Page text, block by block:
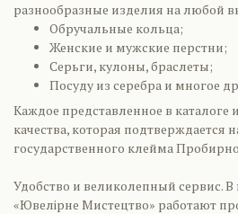
разнообразные изделия на любой
Обручальные кольца;
Женские и мужские перстни;
Серьги, кулоны, браслеты;
Посуду из серебра и многое
Каждое представленное в каталоге
качества, которая подтверждается
государственного клейма
Удобство и великолепный сервис.
«Ювелірне Мистецтво» работают